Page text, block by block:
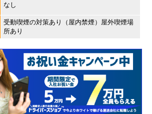
なし
受動喫煙の対策あり（屋内禁煙）屋外喫煙場
所あり